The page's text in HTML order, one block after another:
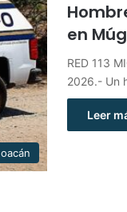
en
RED 113
2026.- Un
Leer